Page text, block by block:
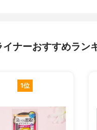
イナーおすすめラン
1位